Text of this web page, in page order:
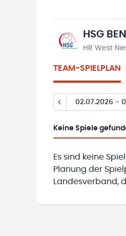
HSG
HR West
TEAM-SPIELPLAN
02.07.2026 -
Keine Spiele
Es sind keine
Planung der
Landesverband,